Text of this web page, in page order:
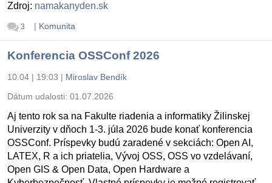
Zdroj: namakanyden.sk
3 | Komunita
Konferencia OSSConf 2026
10.04 | 19:03 | Miroslav Bendík
Dátum udalosti: 01.07.2026
Aj tento rok sa na Fakulte riadenia a informatiky Žilinskej
Univerzity v dňoch 1-3. júla 2026 bude konať konferencia
OSSConf. Príspevky budú zaradené v sekciách: Open AI,
LATEX, R a ich priatelia, Vývoj OSS, OSS vo vzdelávaní,
Open GIS & Open Data, Open Hardware a